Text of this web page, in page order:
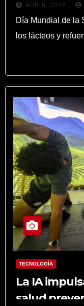
refuerza su
ABR 6, 2026
Día Mundial de la
los lácteos y
TECNOLOGÍA
La IA
salud